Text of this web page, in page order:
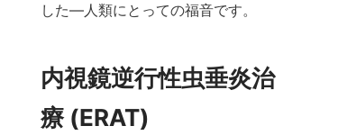
した—人類にとっての福音です。
内視鏡逆行性虫垂炎治
療 (ERAT)